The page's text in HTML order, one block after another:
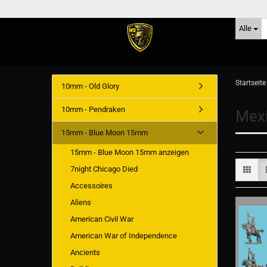
Alle
Startseite
10mm - Old Glory
10mm - Pendraken
15mm - Blue Moon 15mm
15mm - Blue Moon 15mm anzeigen
7night Chicago Died
Accessoires
Aliens
American Civil War
American War of Independence
Ancients